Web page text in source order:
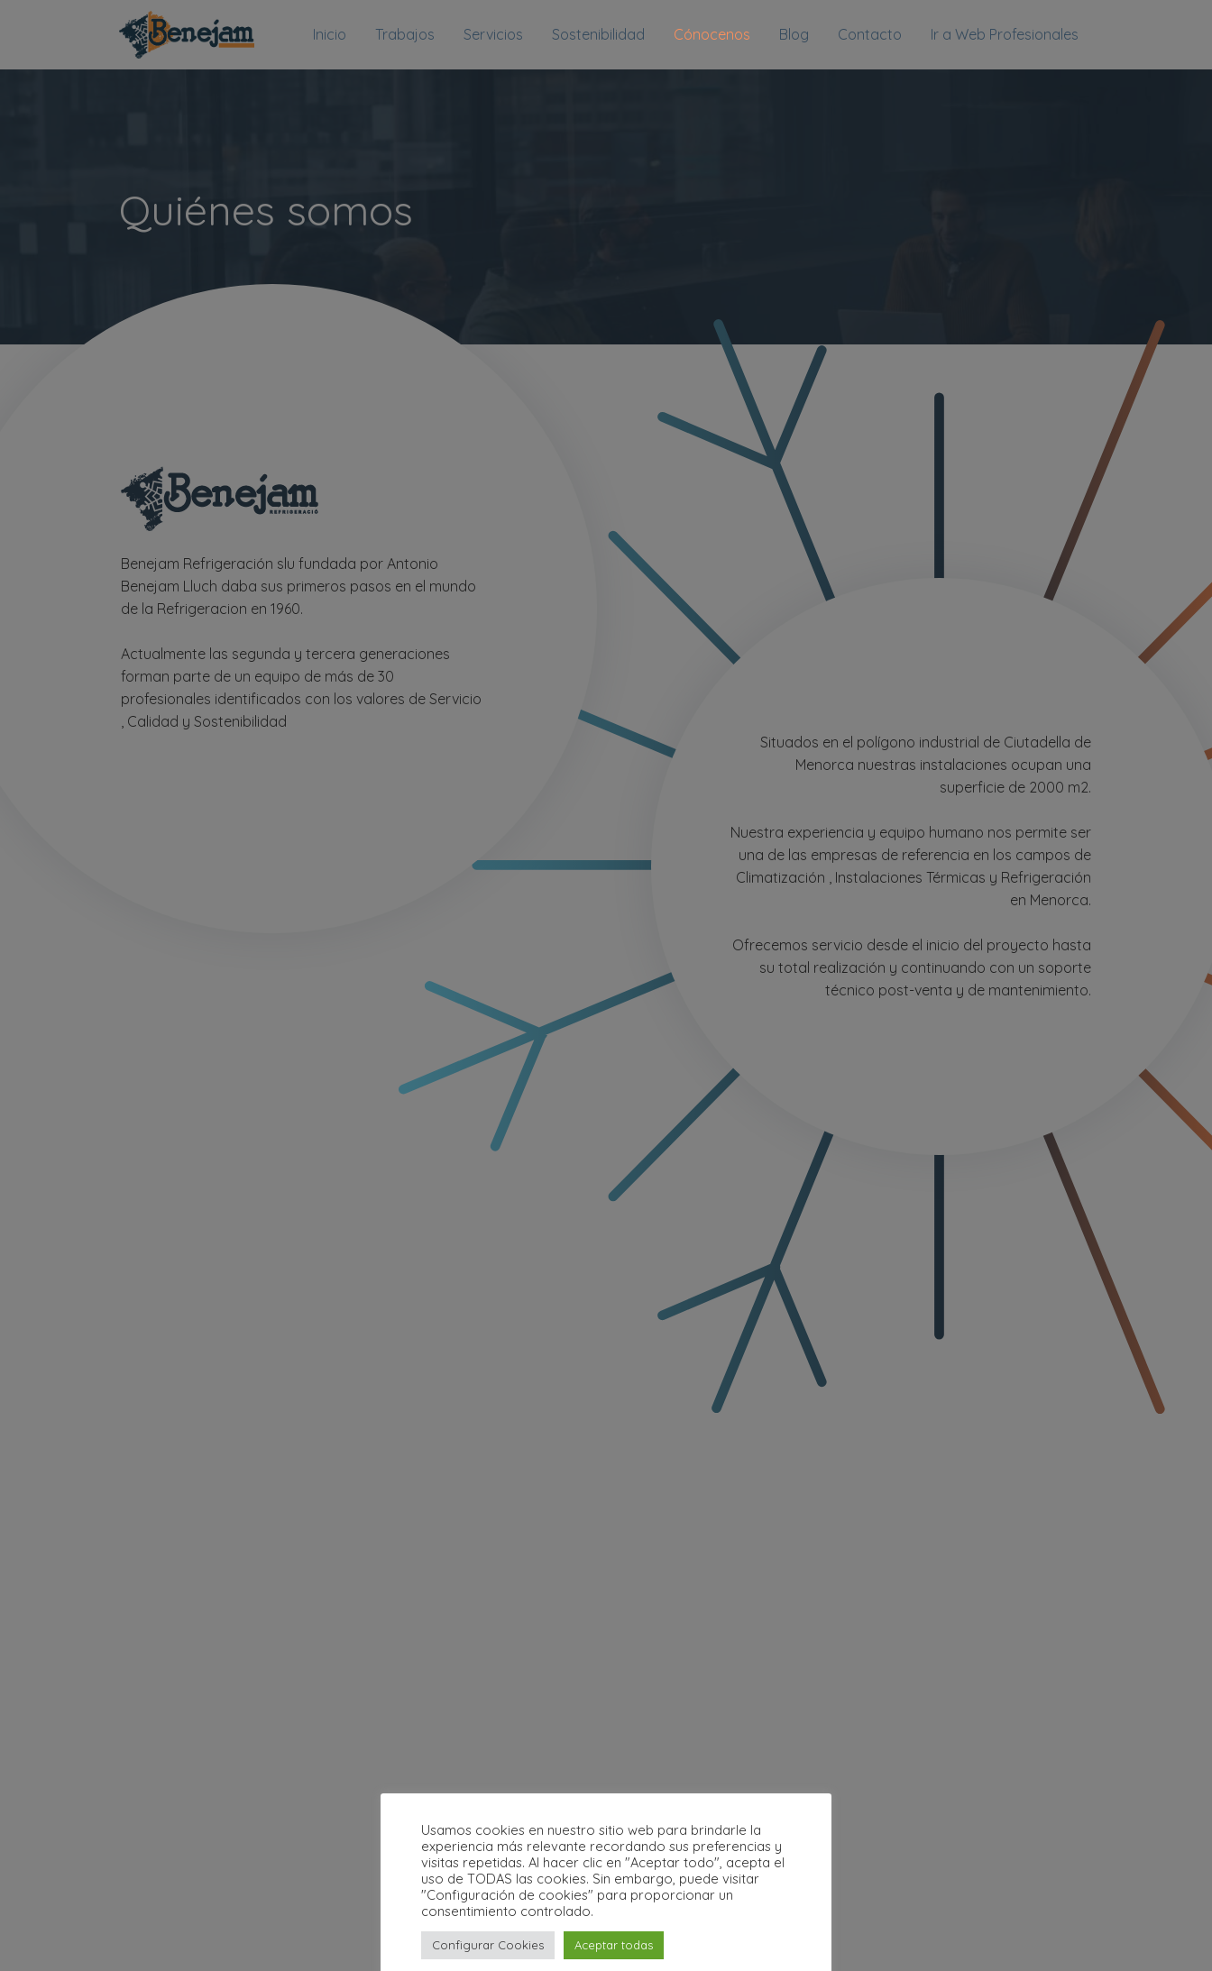
Inicio Trabajos Servicios Sostenibilidad Cónocenos Blog Contacto Ir a Web Profesionales
Quiénes somos
Benejam Refrigeración slu fundada por Antonio
Benejam Lluch daba sus primeros pasos en el mundo
de la Refrigeracion en 1960.
Actualmente las segunda y tercera generaciones
forman parte de un equipo de más de 30
profesionales identificados con los valores de Servicio
, Calidad y Sostenibilidad
Situados en el polígono industrial de Ciutadella de
Menorca nuestras instalaciones ocupan una
superficie de 2000 m2.
Nuestra experiencia y equipo humano nos permite ser
una de las empresas de referencia en los campos de
Climatización , Instalaciones Térmicas y Refrigeración
en Menorca.
Ofrecemos servicio desde el inicio del proyecto hasta
su total realización y continuando con un soporte
técnico post-venta y de mantenimiento.
Usamos cookies en nuestro sitio web para brindarle la
experiencia más relevante recordando sus preferencias y
visitas repetidas. Al hacer clic en "Aceptar todo", acepta el
uso de TODAS las cookies. Sin embargo, puede visitar
"Configuración de cookies" para proporcionar un
consentimiento controlado.
Configurar Cookies Aceptar todas